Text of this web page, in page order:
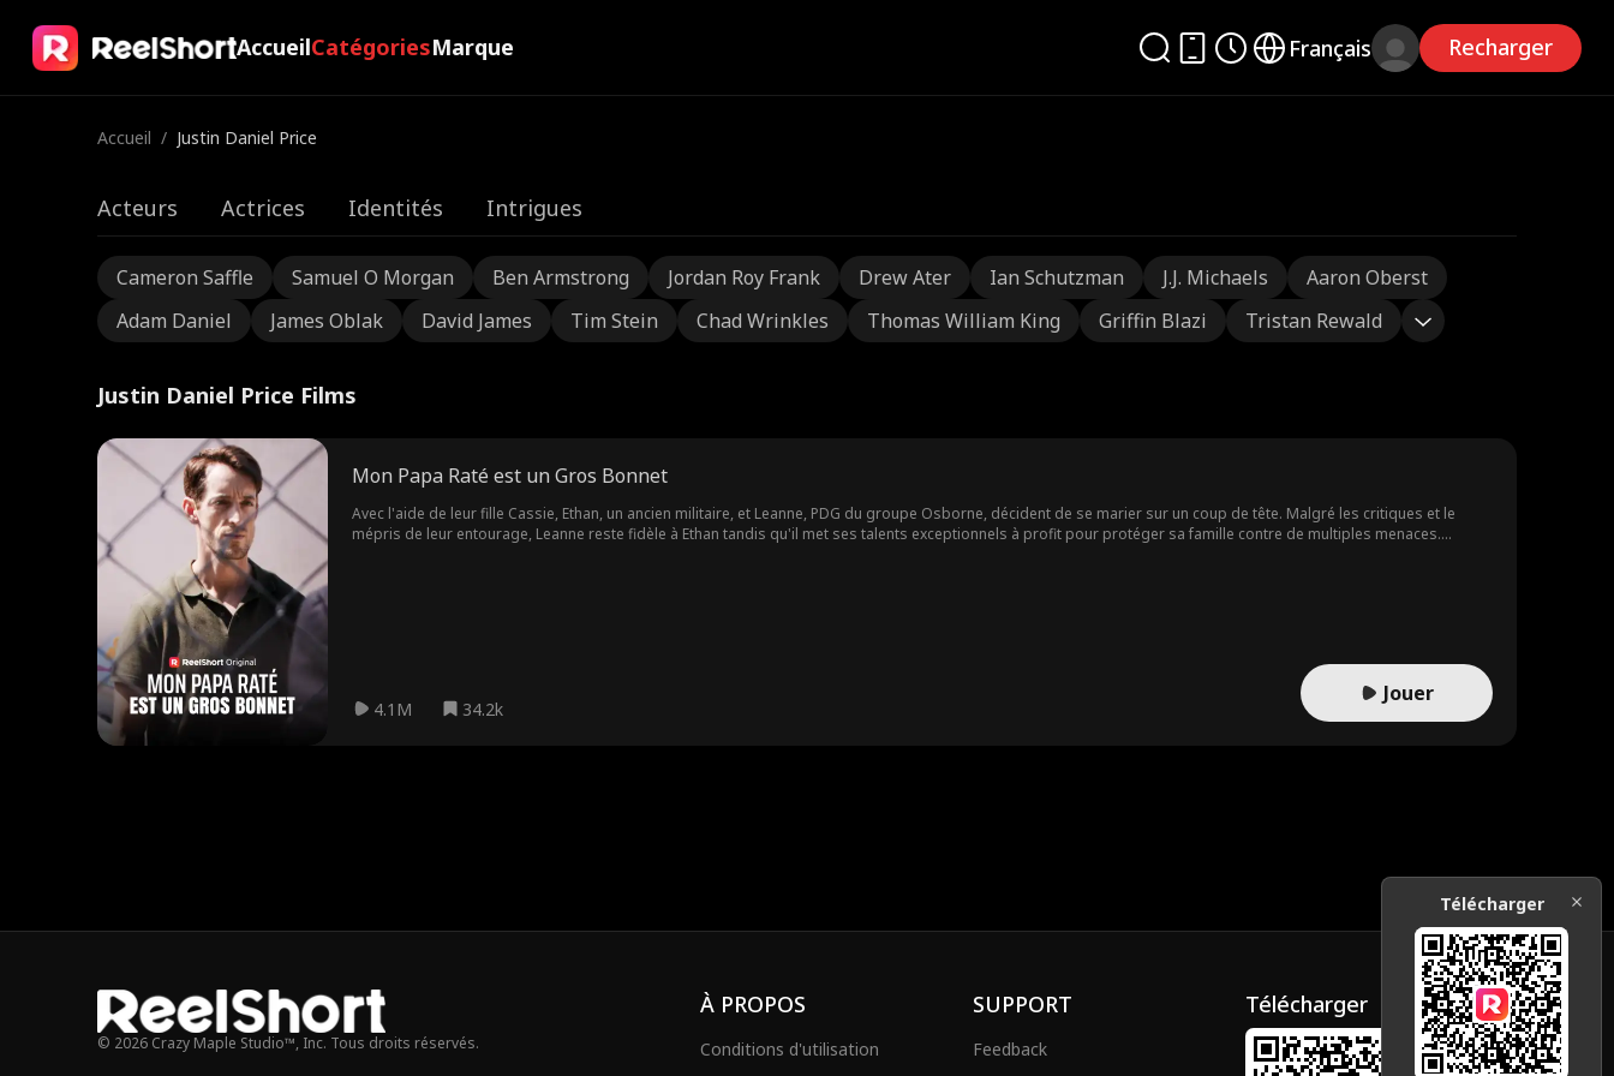
AccueilCatégoriesMarque Français Recharger
Accueil / Justin Daniel Price
Acteurs Actrices Identités Intrigues
Cameron Saffle Samuel O Morgan Ben Armstrong Jordan Roy Frank Drew Ater Ian Schutzman J.J. Michaels
Aaron Oberst
Adam Daniel
James Oblak David James Tim Stein Chad Wrinkles Thomas William King Griffin Blazi Tristan Rewald
Justin Daniel Price Films
Mon Papa Raté est un Gros Bonnet
Avec l'aide de leur fille Cassie, Ethan, un ancien militaire, et Leanne, PDG du groupe Osborne, décident de se marier sur un coup de tête. Malgré les critiques et le
mépris de leur entourage, Leanne reste fidèle à Ethan tandis qu'il met ses talents exceptionnels à profit pour protéger sa famille contre de multiples menaces.
4.1M 34.2k
Jouer
© 2026 Crazy Maple Studio™, Inc. Tous droits réservés.
À PROPOS
Conditions d'utilisation
SUPPORT
Feedback
Télécharger
Télécharger